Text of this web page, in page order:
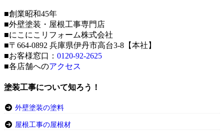
■創業昭和45年
■外壁塗装・屋根工事専門店
■にこにこリフォーム株式会社
■〒664-0892 兵庫県伊丹市高台3-8【本社】
■お客様窓口： 0120-92-2625
■各店舗へのアクセス
塗装工事について知ろう！
外壁塗装の塗料
屋根工事の屋根材